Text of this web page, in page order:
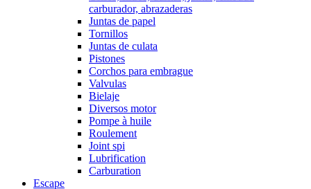
carburador, abrazaderas
Juntas de papel
Tornillos
Juntas de culata
Pistones
Corchos para embrague
Valvulas
Bielaje
Diversos motor
Pompe à huile
Roulement
Joint spi
Lubrification
Carburation
Escape